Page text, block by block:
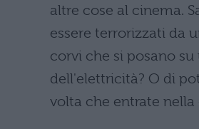
altre cose al cinema.
essere terrorizzati da
corvi che si posano su
dell'elettricità? O di
volta che entrate nella